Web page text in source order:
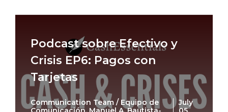
Podcast sobre Efectivo y
Crisis EP6: Pagos con
Tarjetas
Communication Team / Equipo de
July